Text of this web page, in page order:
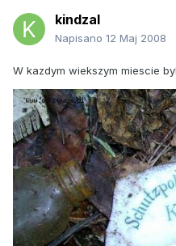
kindzal
Napisano 12 Maj 2008
W kazdym wiekszym miescie